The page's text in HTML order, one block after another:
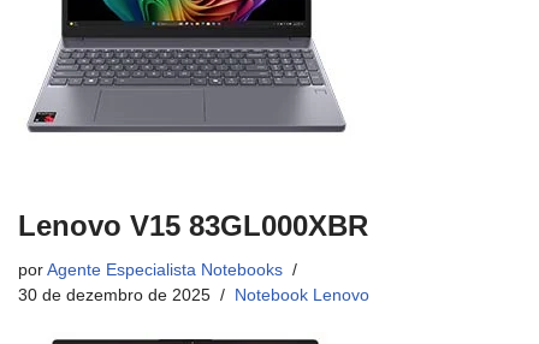
Lenovo V15 83GL000XBR
por Agente Especialista Notebooks
30 de dezembro de 2025
Notebook Lenovo